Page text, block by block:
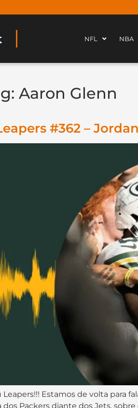
NFL NBA
Aaron Glenn
#362 –
Leapers!!! Estamos de volta para
Packers diante dos Jets,